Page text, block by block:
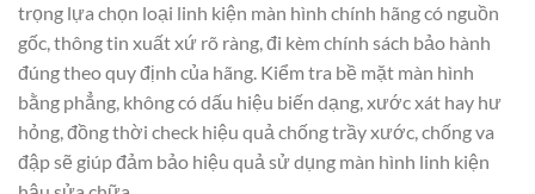
trọng lựa chọn loại linh kiện màn hình chính hãng có nguồn
gốc, thông tin xuất xứ rõ ràng, đi kèm chính sách bảo hành
đúng theo quy định của hãng. Kiểm tra bề mặt màn hình
bằng phẳng, không có dấu hiệu biến dạng, xước xát hay hư
hỏng, đồng thời check hiệu quả chống trầy xước, chống va
đập sẽ giúp đảm bảo hiệu quả sử dụng màn hình linh kiện